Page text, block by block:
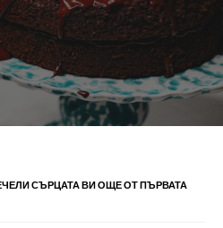
СЪРЦАТА ВИ ОЩЕ ОТ ПЪРВАТА